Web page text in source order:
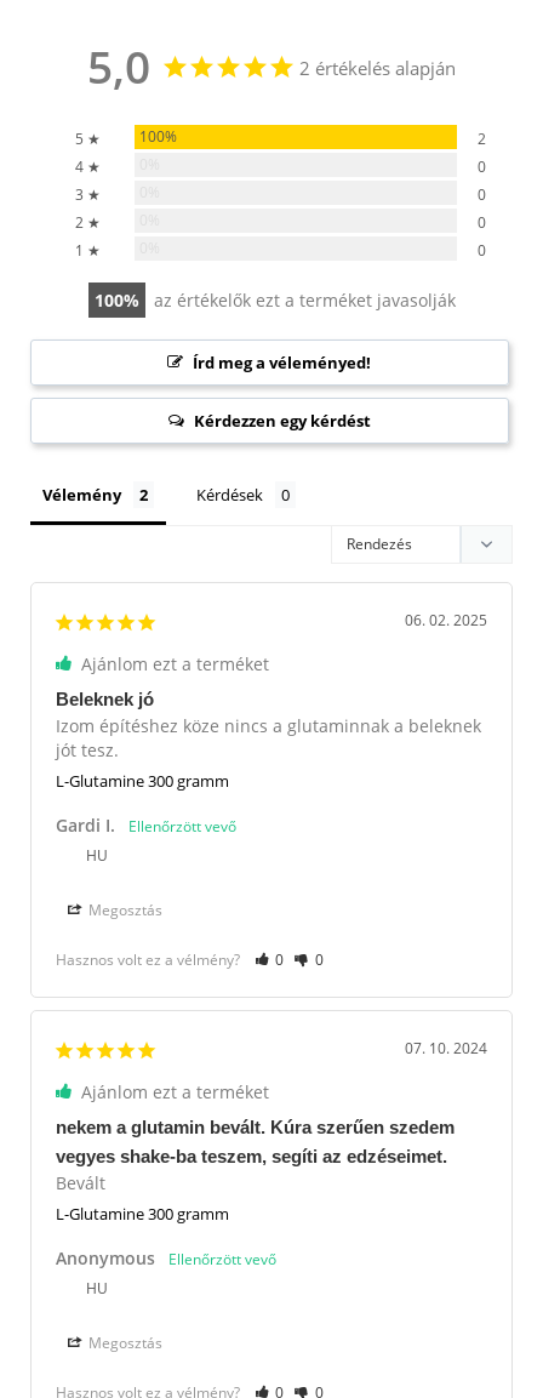
5,0 2 értékelés alapján
5 ★ 100%
2
4 ★
0
3 ★
0
2 ★
0
1 ★
0
100 az értékelők ezt a terméket javasolják
Írd meg a véleményed!
Kérdezzen egy kérdést
Vélemény Kérdések
06. 02. 2025
Ajánlom ezt a terméket
Beleknek jó
Izom építéshez köze nincs a glutaminnak a beleknek
jót tesz.
L-Glutamine 300 gramm
Gardi I.
HU
Megosztás
Hasznos volt ez a vélmény? 0 0
07. 10. 2024
Ajánlom ezt a terméket
nekem a glutamin bevált. Kúra szerűen szedem
vegyes shake-ba teszem, segíti az edzéseimet.
Bevált
L-Glutamine 300 gramm
Anonymous
HU
Megosztás
Hasznos volt ez a vélmény? 0 0